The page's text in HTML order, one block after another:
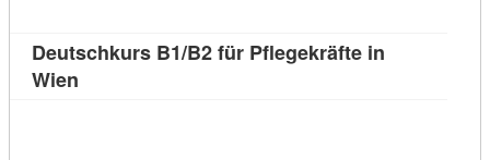
Deutschkurs B1/B2 für Pflegekräfte in
Wien